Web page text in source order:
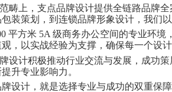
上，支点品牌设计提供全链路品牌全
装策划，到连锁品牌形象设计，我们
平方米 5A 级商务办公空间的专业环
，以实战经验为支撑，确保每一个设
计积极推动行业交流与发展，成功策
升专业影响力。
设计，就是选择专业与成功的双重保